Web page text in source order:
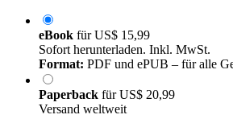
eBook fürUS$ 15,99
Sofort herunterladen. Inkl. MwSt.
Format: PDF und ePUB – für alle
Paperback fürUS$ 20,99
Versand weltweit